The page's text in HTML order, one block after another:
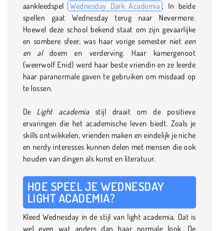
aankleedspel Wednesday Dark Academia . In beide
spellen gaat Wednesday terug naar Nevermore.
Hoewel deze school bekend staat om zijn gevaarlijke
en sombere sfeer, was haar vorige semester niet een
en al
doem en verderving. Haar kamergenoot
(weerwolf Enid) werd haar beste vriendin en ze leerde
haar paranormale gaven te gebruiken om misdaad op
te lossen.
De Light academiastijl draait om de positieve
ervaringen die het academische leven biedt. Zoals je
skills ontwikkelen, vrienden maken en eindelijk je niche
en nerdy interesses kunnen delen met mensen die ook
houden van dingen als kunst en literatuur.
HOE SPEEL JE WEDNESDAY
LIGHT ACADEMIA?
Kleed Wednesday in de stijl van light academia. Dat is
wel even wat anders dan haar normale look. De